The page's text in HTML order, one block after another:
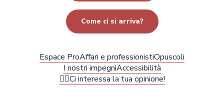
Come ci si arriva?
Espace ProAffari e professionistiOpuscoli
I nostri impegniAccessibilità
✍🏻Ci interessa la tua opinione!